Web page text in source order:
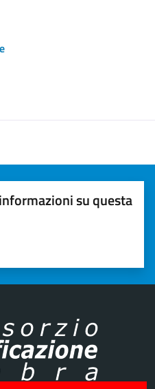
su questa
su 5
5